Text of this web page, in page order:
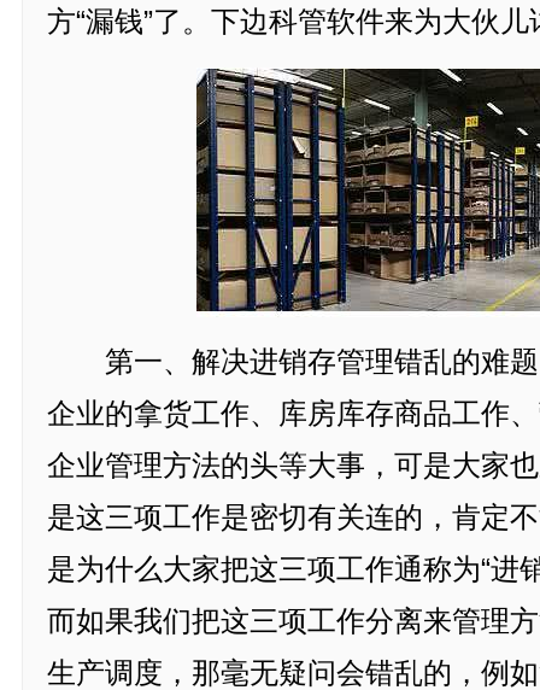
方“漏钱”了。下边科管软件来为大伙
第一、解决进销存管理错乱的难题
企业的拿货工作、库房库存商品工作
企业管理方法的头等大事，可是大家
是这三项工作是密切有关连的，肯定
是为什么大家把这三项工作通称为“进
而如果我们把这三项工作分离来管理
生产调度，那毫无疑问会错乱的，例